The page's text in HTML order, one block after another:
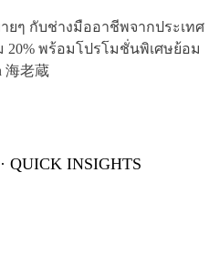
ยๆ กับช่างมืออาชีพจากประเทศ
พร้อมโปรโมชั่นพิเศษย้อม
海老蔵
QUICK INSIGHTS
For A superb